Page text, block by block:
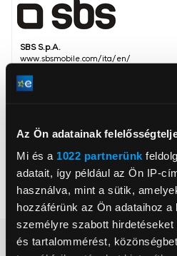
Az Ön adatainak
Mi és a 1022 partnerünk
adatait, így például az Ön IP-
használva, mint a sütik,
hozzáférünk az Ön adataihoz
személyre szabott
és tartalommérést,
SBS S.p.A.
www.sbsmobile.com/ita/en/
28010, Miasino, Via Circonvallazione
Csatlakozó B
Szín
Részletes ismertető